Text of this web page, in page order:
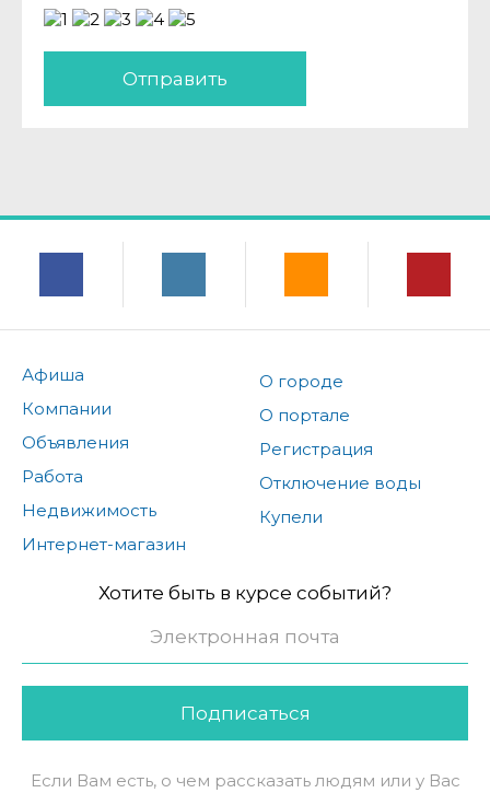
Отправить
Афиша
Компании
Объявления
Работа
Недвижимость
Интернет-магазин
О городе
О портале
Регистрация
Отключение воды
Купели
Хотите быть в курсе событий?
Подписаться
Если Вам есть, о чем рассказать людям или у Вас